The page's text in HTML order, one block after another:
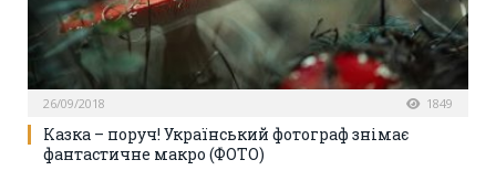
26/09/2018 1849
Казка – поруч! Український фотограф знімає
фантастичне макро (ФОТО)